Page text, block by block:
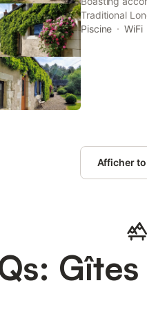
Traditional
property
Piscine WiFi
Afficher